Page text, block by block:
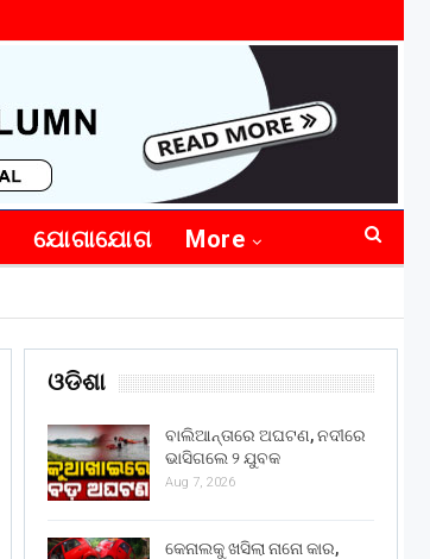
ଯୋଗାଯୋଗ More
ଓଡିଶା
ବାଲିଆନ୍ତାରେ ଅଘଟଣ, ନଦୀରେ
ଭାସିଗଲେ ୨ ଯୁବକ
Aug 7, 2026
କେନାଲକୁ ଖସିଲା ନାନୋ କାର,